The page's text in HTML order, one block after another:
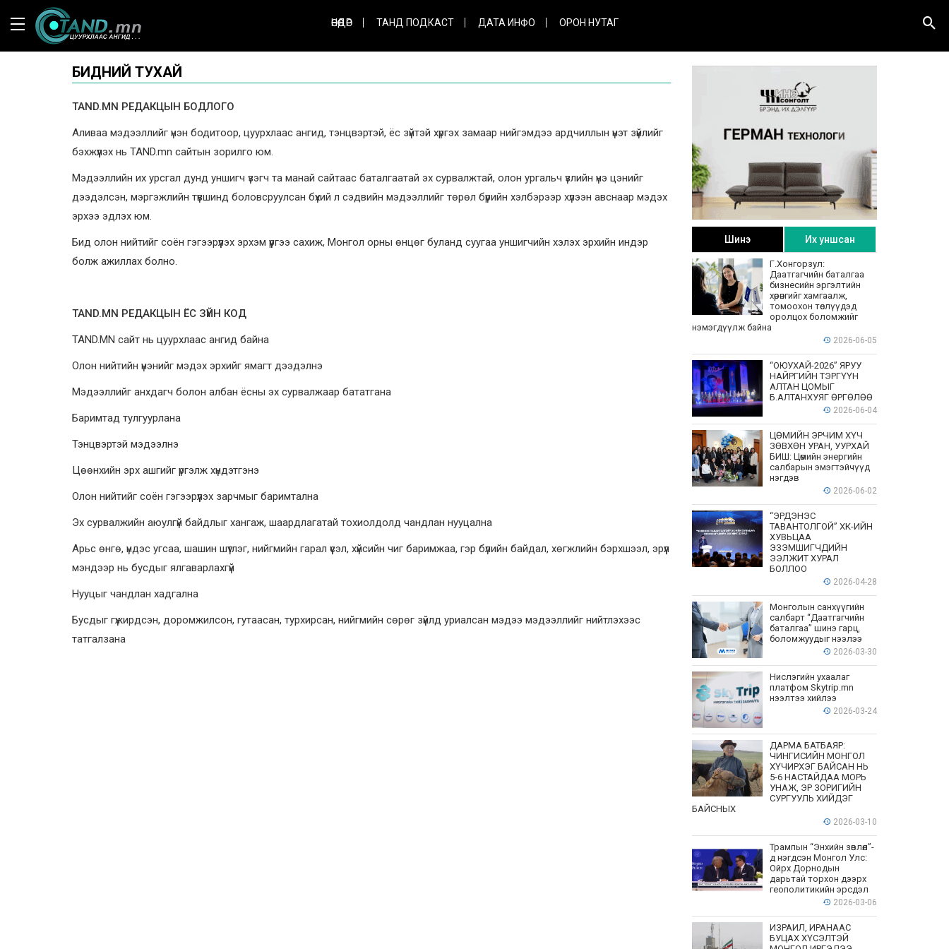
ӨНӨӨДӨР ТАНД ПОДКАСТ ДАТА ИНФО ОРОН НУТАГ
БИДНИЙ ТУХАЙ
TAND.MN РЕДАКЦЫН БОДЛОГО
Аливаа мэдээллийг үнэн бодитоор, цуурхлаас ангид, тэнцвэртэй, ёс зүйтэй хүргэх замаар нийгэмдээ ардчиллын үнэт зүйлийг
бэхжүүлэх нь TAND.mn сайтын зорилго юм.
Мэдээллийн их урсгал дунд уншигч үзэгч та манай сайтаас баталгаатай эх сурвалжтай, олон ургальч үзлийн үнэ цэнийг
дээдэлсэн, мэргэжлийн түвшинд боловсруулсан бүхий л сэдвийн мэдээллийг төрөл бүрийн хэлбэрээр хүлээн авснаар мэдэх
эрхээ эдлэх юм.
Бид олон нийтийг соён гэгээрүүлэх эрхэм үүргээ сахиж, Монгол орны өнцөг буланд суугаа уншигчийн хэлэх эрхийн индэр
болж ажиллах болно.
TAND.MN РЕДАКЦЫН ЁС ЗҮЙН КОД
TAND.MN сайт нь цуурхлаас ангид байна
Олон нийтийн үнэнийг мэдэх эрхийг ямагт дээдэлнэ
Мэдээллийг анхдагч болон албан ёсны эх сурвалжаар бататгана
Баримтад тулгуурлана
Тэнцвэртэй мэдээлнэ
Цөөнхийн эрх ашгийг үргэлж хүндэтгэнэ
Олон нийтийг соён гэгээрүүлэх зарчмыг баримтална
Эх сурвалжийн аюулгүй байдлыг хангаж, шаардлагатай тохиолдолд чандлан нууцална
Арьс өнгө, үндэс угсаа, шашин шүтлэг, нийгмийн гарал үүсэл, хүйсийн чиг баримжаа, гэр бүлийн байдал, хөгжлийн бэрхшээл, эрүүл
мэндээр нь бусдыг ялгаварлахгүй
Нууцыг чандлан хадгална
Бусдыг гүжирдсэн, доромжилсон, гутаасан, турхирсан, нийгмийн сөрөг зүйлд уриалсан мэдээ мэдээллийг нийтлэхээс
татгалзана
Шинэ Их уншсан
Г.Хонгорзул:
Даатгагчийн баталгаа
бизнесийн эргэлтийн
хөрөнгийг хамгаалж,
томоохон төслүүдэд
оролцох боломжийг
нэмэгдүүлж байна
2026-06-05
“ОЮУХАЙ-2026” ЯРУУ
НАЙРГИЙН ТЭРГҮҮН
АЛТАН ЦОМЫГ
Б.АЛТАНХУЯГ ӨРГӨЛӨӨ
2026-06-04
ЦӨМИЙН ЭРЧИМ ХҮЧ
ЗӨВХӨН УРАН, УУРХАЙ
БИШ: Цөмийн энергийн
салбарын эмэгтэйчүүд
нэгдэв
2026-06-02
“ЭРДЭНЭС
ТАВАНТОЛГОЙ” ХК-ИЙН
ХУВЬЦАА
ЭЗЭМШИГЧДИЙН
ЭЭЛЖИТ ХУРАЛ
БОЛЛОО
2026-04-28
Монголын санхүүгийн
салбарт “Даатгагчийн
баталгаа” шинэ гарц,
боломжуудыг нээлээ
2026-03-30
Нислэгийн ухаалаг
платфом Skytrip.mn
нээлтээ хийлээ
2026-03-24
ДАРМА БАТБАЯР:
ЧИНГИСИЙН МОНГОЛ
ХҮЧИРХЭГ БАЙСАН НЬ
5-6 НАСТАЙДАА МОРЬ
УНАЖ, ЭР ЗОРИГИЙН
СУРГУУЛЬ ХИЙДЭГ
БАЙСНЫХ
2026-03-10
Трампын “Энхийн зөвлөл”-
д нэгдсэн Монгол Улс:
Ойрх Дорнодын
дарьтай торхон дээрх
геополитикийн эрсдэл
2026-03-06
ИЗРАИЛ, ИРАНААС
БУЦАХ ХҮСЭЛТЭЙ